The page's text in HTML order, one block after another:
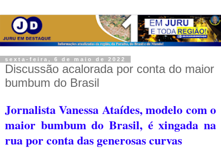
sexta-feira, 6 de maio de 2022
Discussão acalorada por conta do maior
bumbum do Brasil
Jornalista Vanessa Ataídes, modelo com o
maior bumbum do Brasil, é xingada na
rua por conta das generosas curvas